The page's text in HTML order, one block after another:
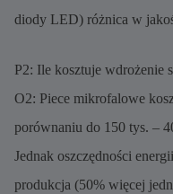
diody LED) różnica w
P2: Ile kosztuje wdrożenie
O2: Piece mikrofalowe
porównaniu do 150 tys. –
Jednak oszczędności
produkcja (50% więcej